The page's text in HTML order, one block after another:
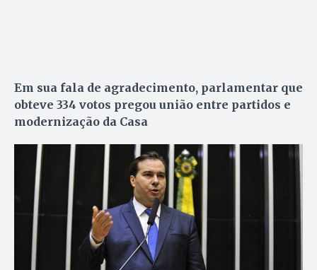
Em sua fala de agradecimento, parlamentar que
obteve 334 votos pregou união entre partidos e
modernização da Casa